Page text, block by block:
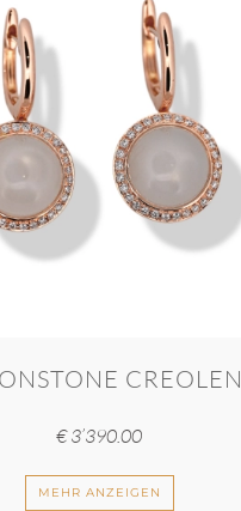
CREOLEN
€3’390.00
MEHR ANZEIGEN